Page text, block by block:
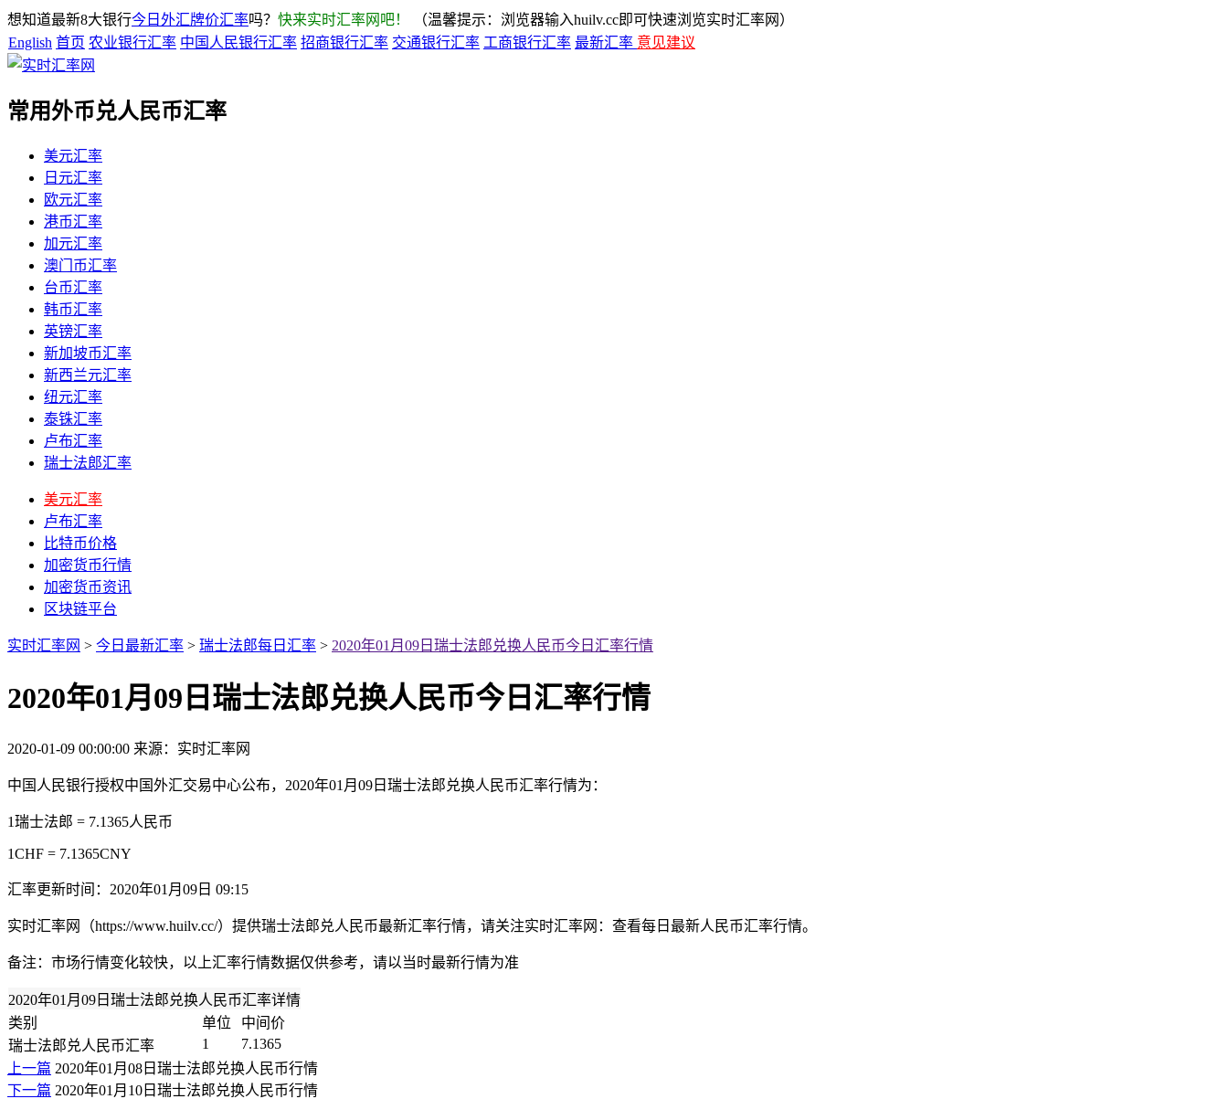
想知道最新8大银行今日外汇牌价汇率吗？ 快来实时汇率网吧！
（温馨提示：浏览器输入huilv.cc即可快速浏览实时汇率网）
English 首页 农业银行汇率 中国人民银行汇率 招商银行汇率 交通银行汇率 工商银行汇率 最新汇率 意见建议
常用外币兑人民币汇率
美元汇率
日元汇率
欧元汇率
港币汇率
加元汇率
澳门币汇率
台币汇率
韩币汇率
英镑汇率
新加坡币汇率
新西兰元汇率
纽元汇率
泰铢汇率
卢布汇率
瑞士法郎汇率
美元汇率
卢布汇率
比特币价格
加密货币行情
加密货币资讯
区块链平台
实时汇率网 > 今日最新汇率 > 瑞士法郎每日汇率 > 2020年01月09日瑞士法郎兑换人民币今日汇率行情
2020年01月09日瑞士法郎兑换人民币今日汇率行情
2020-01-09 00:00:00 来源：实时汇率网
中国人民银行授权中国外汇交易中心公布，2020年01月09日瑞士法郎兑换人民币汇率行情为：
1瑞士法郎 = 7.1365人民币
1CHF = 7.1365CNY
汇率更新时间：2020年01月09日 09:15
实时汇率网（https://www.huilv.cc/）提供瑞士法郎兑人民币最新汇率行情，请关注实时汇率网：查看每日最新人民币汇率行情。
备注：市场行情变化较快，以上汇率行情数据仅供参考，请以当时最新行情为准
2020年01月09日瑞士法郎兑换人民币汇率详情
类别
单位
中间价
瑞士法郎兑人民币汇率
1
7.1365
上一篇 2020年01月08日瑞士法郎兑换人民币行情
下一篇 2020年01月10日瑞士法郎兑换人民币行情